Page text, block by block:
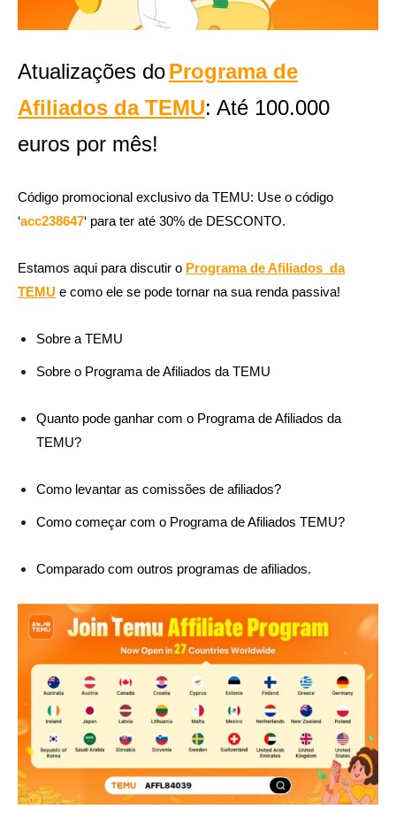
Atualizações doPrograma de
Afiliados da TEMU: Até 100.000
euros por mês!
Código promocional exclusivo da TEMU: Use o código
‘acc238647‘ para ter até 30% de DESCONTO.
Estamos aqui para discutir o Programa de Afiliados da
TEMU e como ele se pode tornar na sua renda passiva!
Sobre a TEMU
Sobre o Programa de Afiliados da TEMU
Quanto pode ganhar com o Programa de Afiliados da
TEMU?
Como levantar as comissões de afiliados?
Como começar com o Programa de Afiliados TEMU?
Comparado com outros programas de afiliados.